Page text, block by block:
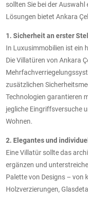
sollten Sie bei der
Lösungen bietet Ankara
1. Sicherheit an erster
In Luxusimmobilien ist ein
Die Villatüren von Ankara
zusätzlichen
Technologien garantieren
jegliche Eingriffsversuche
Wohnen.
2. Elegantes und
Eine Villatür sollte das
ergänzen und
Palette von Designs – von
Holzverzierungen,